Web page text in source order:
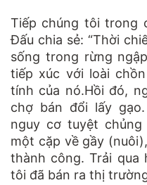
Tiếp chúng tôi trong
Đấu chia sẻ: “Thời
sống trong rừng
tiếp xúc với loài
tính của nó.Hồi đó,
chợ bán đổi lấy
nguy cơ tuyệt
một cặp về gầy
thành công. Trải qua
tôi đã bán ra thị